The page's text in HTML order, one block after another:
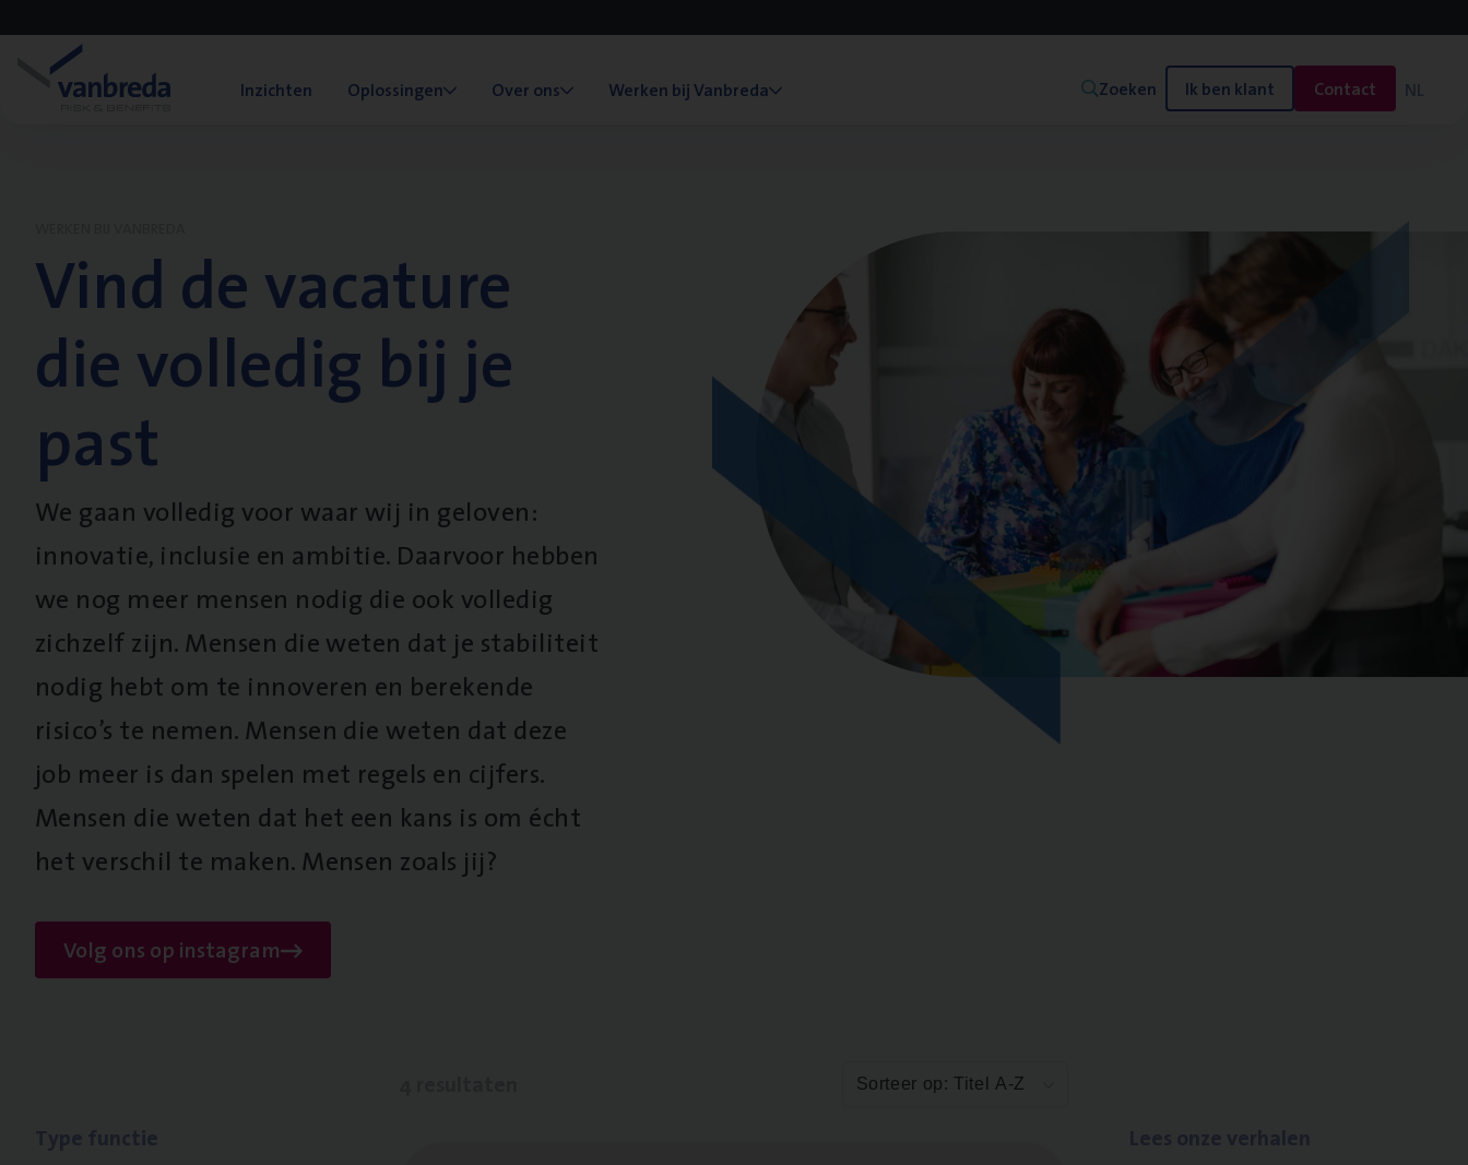
Inzichten Oplossingen Over ons Werken bij Vanbreda Zoeken Ik ben klant Contact NL
Vind de vacature
die volledig bij je
past
We gaan volledig voor waar wij in geloven:
innovatie, inclusie en ambitie. Daarvoor hebben
we nog meer mensen nodig die ook volledig
zichzelf zijn. Mensen die weten dat je stabiliteit
nodig hebt om te innoveren en berekende
risico’s te nemen. Mensen die weten dat deze
job meer is dan spelen met regels en cijfers.
Mensen die weten dat het een kans is om écht
het verschil te maken. Mensen zoals jij?
Volg ons op instagram
Sorteer op: Titel A-Z